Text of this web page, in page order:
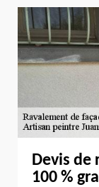
Devis de
100 %